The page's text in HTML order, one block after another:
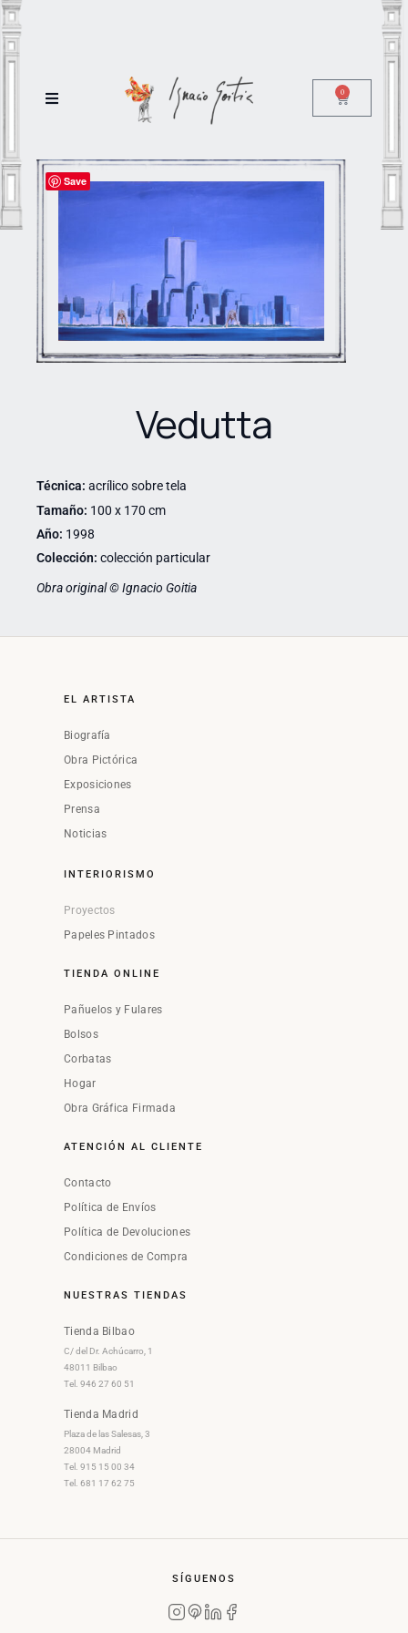
0
Save
Vedutta
Técnica: acrílico sobre tela
Tamaño: 100 x 170 cm
Año: 1998
Colección: colección particular
Obra original © Ignacio Goitia
EL ARTISTA
Biografía
Obra Pictórica
Exposiciones
Prensa
Noticias
INTERIORISMO
Proyectos
Papeles Pintados
TIENDA ONLINE
Pañuelos y Fulares
Bolsos
Corbatas
Hogar
Obra Gráfica Firmada
ATENCIÓN AL CLIENTE
Contacto
Política de Envíos
Política de Devoluciones
Condiciones de Compra
NUESTRAS TIENDAS
Tienda Bilbao
C/ del Dr. Achúcarro, 1
48011 Bilbao
Tel. 946 27 60 51
Tienda Madrid
Plaza de las Salesas, 3
28004 Madrid
Tel. 915 15 00 34
Tel. 681 17 62 75
SÍGUENOS